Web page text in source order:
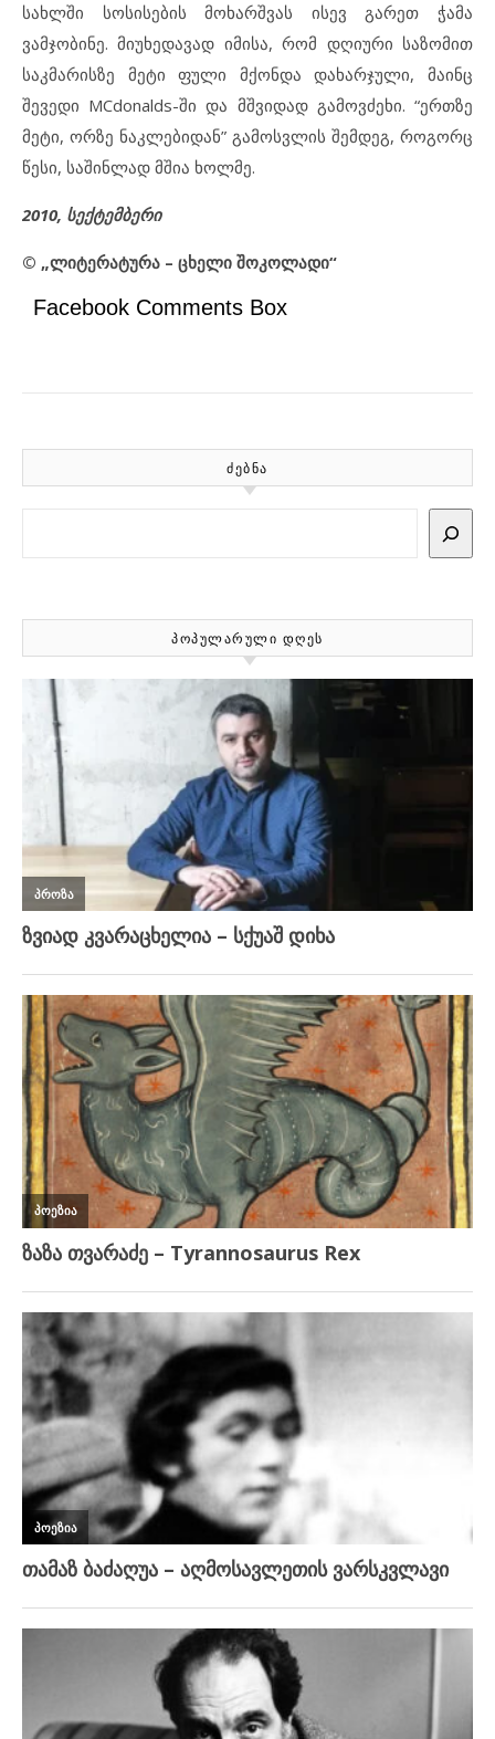
სახლში სოსისების მოხარშვას ისევ გარეთ ჭამა
ვამჯობინე. მიუხედავად იმისა, რომ დღიური საზომით
საკმარისზე მეტი ფული მქონდა დახარჯული, მაინც
შევედი MCdonalds-ში და მშვიდად გამოვძეხი. “ერთზე
მეტი, ორზე ნაკლებიდან” გამოსვლის შემდეგ, როგორც
წესი, საშინლად მშია ხოლმე.
2010, სექტემბერი
© „ლიტერატურა – ცხელი შოკოლადი“
Facebook Comments Box
ᲫᲔᲑᲜᲐ
ᲞᲝᲞᲣᲚᲐᲠᲣᲚᲘ ᲓᲦᲔᲡ